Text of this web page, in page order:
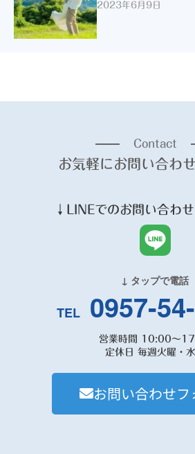
2023年6月9日
Contact
お気軽にお問い合わ
↓ LINEでのお問い合わ
↓ タップで電話
TEL 0957-
営業時間 10:00～
定休日 毎週火曜・
お問い合わせフ